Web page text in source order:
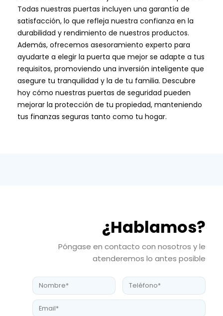
Todas nuestras puertas incluyen una garantía de
satisfacción, lo que refleja nuestra confianza en la
durabilidad y rendimiento de nuestros productos.
Además, ofrecemos asesoramiento experto para
ayudarte a elegir la puerta que mejor se adapte a tus
requisitos, promoviendo una inversión inteligente que
asegure tu tranquilidad y la de tu familia. Descubre
hoy cómo nuestras puertas de seguridad pueden
mejorar la protección de tu propiedad, manteniendo
tus finanzas seguras tanto como tu hogar.
¿Hablamos?
Póngase en contacto con nosotros y le
atenderemos lo antes posible